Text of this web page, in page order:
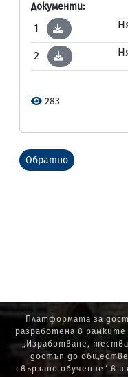
Документи:
1
2
283
Обратно
Платформата за
разработена в
„Изработване,
достъп до
свързано обучение“ в